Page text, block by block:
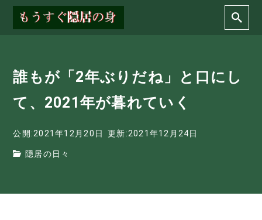
誰もが「2年ぶりだね」と口にし
て、2021年が暮れていく
公開:2021年12月20日 更新:2021年12月24日
隠居の日々